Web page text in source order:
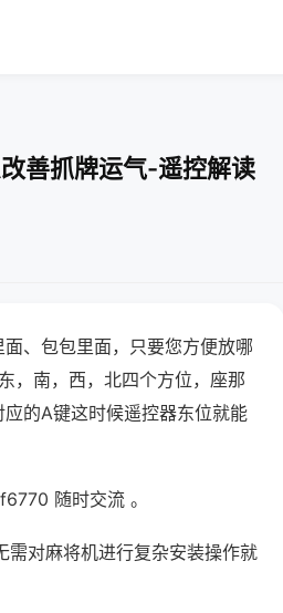
善抓牌运气-遥控解读
、包包里面，只要您方便放哪
，南，西，北四个方位，座那
的A键这时候遥控器东位就能
随时交流 。
需对麻将机进行复杂安装操作就